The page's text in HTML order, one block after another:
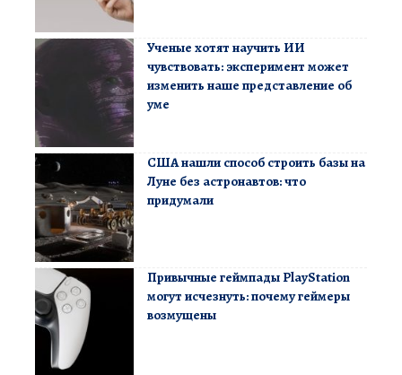
Ученые хотят научить ИИ
чувствовать: эксперимент может
изменить наше представление об
уме
США нашли способ строить базы на
Луне без астронавтов: что
придумали
Привычные геймпады PlayStation
могут исчезнуть: почему геймеры
возмущены